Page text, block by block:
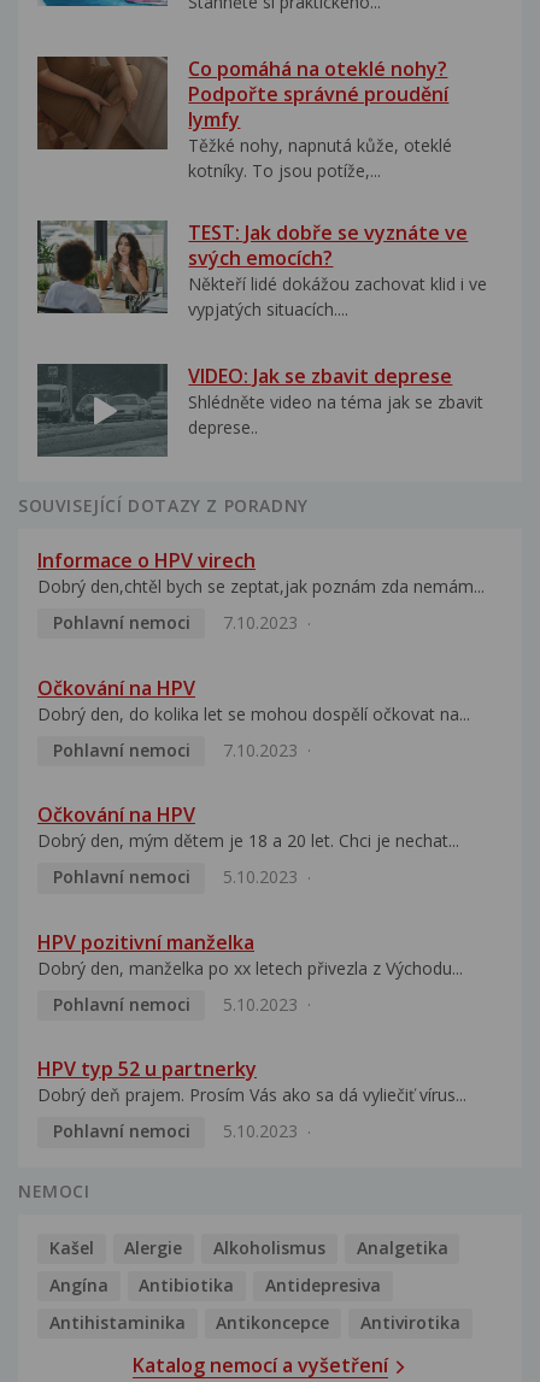
Co pomáhá na oteklé nohy?
Podpořte správné proudění
lymfy
Těžké nohy, napnutá kůže, oteklé
kotníky. To jsou potíže,...
TEST: Jak dobře se vyznáte ve
svých emocích?
Někteří lidé dokážou zachovat klid i ve
vypjatých situacích....
VIDEO: Jak se zbavit deprese
Shlédněte video na téma jak se zbavit
deprese..
SOUVISEJÍCÍ DOTAZY Z PORADNY
Informace o HPV virech
Dobrý den,chtěl bych se zeptat,jak poznám zda nemám...
Pohlavní nemoci
7.10.2023
Očkování na HPV
Dobrý den, do kolika let se mohou dospělí očkovat na...
Pohlavní nemoci
7.10.2023
Očkování na HPV
Dobrý den, mým dětem je 18 a 20 let. Chci je nechat...
Pohlavní nemoci
5.10.2023
HPV pozitivní manželka
Dobrý den, manželka po xx letech přivezla z Východu...
Pohlavní nemoci
5.10.2023
HPV typ 52 u partnerky
Dobrý deň prajem. Prosím Vás ako sa dá vyliečiť vírus...
Pohlavní nemoci
5.10.2023
NEMOCI
Kašel Alergie Alkoholismus
Analgetika
Angína
Antibiotika
Antidepresiva
Antihistaminika
Antikoncepce Antivirotika
Katalog nemocí a vyšetření